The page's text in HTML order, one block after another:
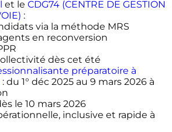
et le CDG74 (CENTRE DE GESTION
:
via la méthode MRS
en reconversion
dès cet été
préparatoire à
: du 1° déc 2025 au 9 mars 2026 à
le 10 mars 2026
inclusive et rapide à